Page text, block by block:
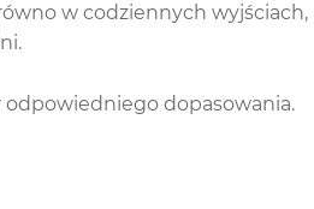
w codziennych wyjściach,
odpowiedniego dopasowania.